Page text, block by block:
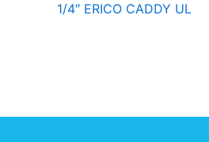
1/4″ ERICO CADDY UL